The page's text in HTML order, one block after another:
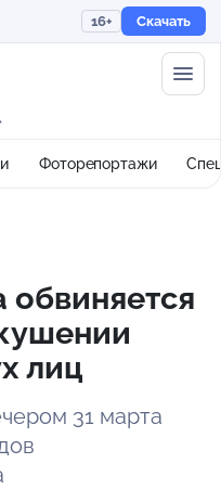
16+ Скачать
Фоторепортажи
лиц
31 марта